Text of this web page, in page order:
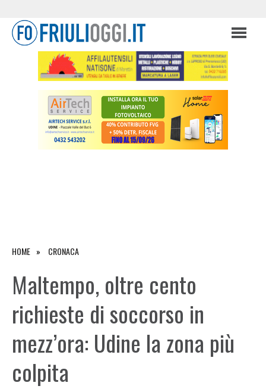
HOME CRONACA
Maltempo, oltre cento
richieste di soccorso in
mezz’ora: Udine la zona più
colpita